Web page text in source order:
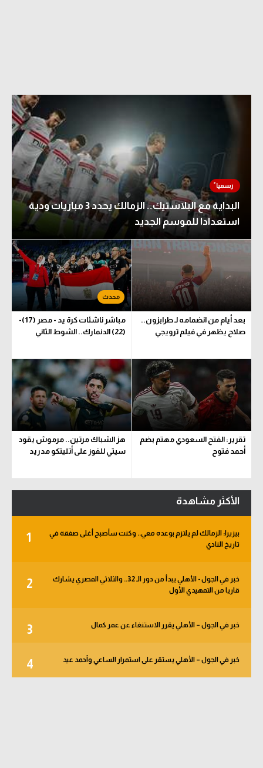
البداية مع البلاستيك.. الزمالك يحدد 3 مباريات ودية
استعدادا للموسم الجديد
بعد أيام من انضمامه لـ طرابزون..
صلاح يظهر في فيلم ترويجي
مباشر ناشئات كرة يد - مصر (17)-
(22) الدنمارك.. الشوط الثاني
تقرير: الفتح السعودي مهتم بضم
أحمد فتوح
هز الشباك مرتين.. مرموش يقود
سيتي للفوز على أتليتكو مدريد
الأكثر مشاهدة
1
بيزيرا: الزمالك لم يلتزم بوعده معي.. وكنت سأصبح أغلى صفقة في
تاريخ النادي
2
خبر في الجول - الأهلي يبدأ من دور الـ 32.. والثلاثي المصري يشارك
قاريا من التمهيدي الأول
3 خبر في الجول – الأهلي يقرر الاستنغاء عن عمر كمال
4 خبر في الجول – الأهلي يستقر على استمرار الساعي وأحمد عيد